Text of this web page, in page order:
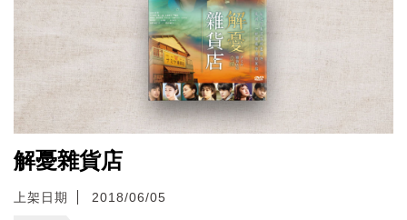
解憂雜貨店
上架日期 2018/06/05